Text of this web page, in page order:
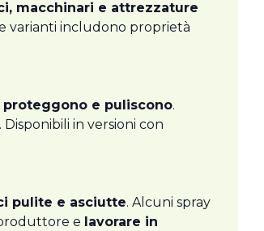
macchinari e attrezzature
varianti includono proprietà
proteggono e puliscono.
in versioni con
pulite e asciutte. Alcuni spray
e lavorare in